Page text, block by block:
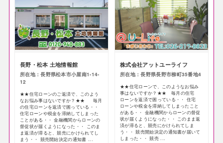
長野・松本 土地情報館
所在地：長野県松本市小屋南1-14-
12
★★住宅ローンのご返済で、このよう
なお悩み事はないですか？★★ 毎月
の住宅ローンを返済で困っている・・
住宅ローンや税金を滞納してしまった
ことがある・・ 金融機関からローンの
督促状が届くようになった・・ このま
ま返済が滞ると、競売にかけられてし
まう・・ 競売開始決定の通知書 ...
株式会社アットユーライフ
所在地：長野県長野市柳町35番地4
★★住宅ローンで、このようなお悩み
事はないですか？★★ 毎月の住宅
ローンを返済で困っている・・ 住宅
ローンや税金を滞納してしまったこと
がある・・ 金融機関からローンの督促
状が届くようになった・・ このまま返
済が滞ると、競売にかけられてしま
う・・ 競売開始決定の通知書が届いて
しまった・・ 競売 ...